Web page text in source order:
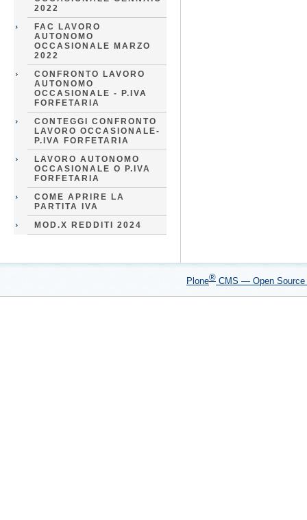
2022
FAC LAVORO
AUTONOMO
OCCASIONALE MARZO
2022
CONFRONTO LAVORO
AUTONOMO
OCCASIONALE - P.IVA
FORFETARIA
CONTEGGI CONFRONTO
LAVORO OCCASIONALE-
P.IVA FORFETARIA
LAVORO AUTONOMO
OCCASIONALE O P.IVA
FORFETARIA
COME APRIRE LA
PARTITA IVA
MOD.X REDDITI 2024
Plone® CMS — Open Source